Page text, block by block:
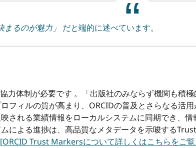
まるのが魅力」 だと端的に述べています。
力体制が必要です 。「出版社のみならず機関も積
フィルの質が高まり、ORCIDの普及とさらなる活
される業績情報をローカルシステムに同期でき、
による進捗は、高品質なメタデータを示唆する
[ORCID Trust Markersについて詳しくはこちらをご